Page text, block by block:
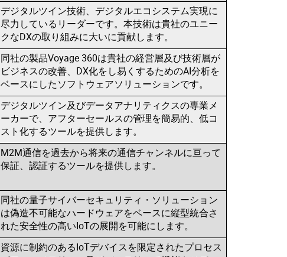
デジタルツイン技術、デジタルエコシステム実現に
尽力しているリーダーです。本技術は貴社のユニー
クなDXの取り組みに大いに貢献します。
同社の製品Voyage 360は貴社の経営層及び技術層が
ビジネスの改善、DX化をし易くするためのAI分析を
ベースにしたソフトウェアソリューションです。
デジタルツイン及びデータアナリティクスの専業メ
ーカーで、アフターセールスの管理を簡易的、低コ
スト化するツールを提供します。
M2M通信を過去から将来の通信チャンネルに亘って
保証、認証するツールを提供します。
同社の量子サイバーセキュリティ・ソリューション
は偽造不可能なハードウェアをベースに縦型統合さ
れた安全性の高いIoTの展開を可能にします。
資源に制約のあるIoTデバイスを限定されたプロセス